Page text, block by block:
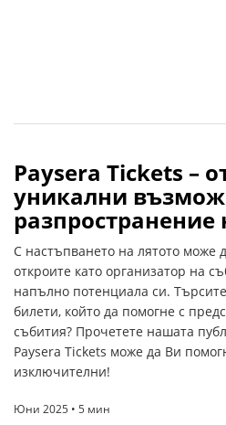
Paysera Tickets –
уникални
разпространение
С настъпването на лятото може
откроите като организатор на
напълно потенциала си.
билети, който да помогне с
събития? Прочетете нашата
Paysera Tickets може да Ви
изключителни!
Юни 2025 • 5 мин